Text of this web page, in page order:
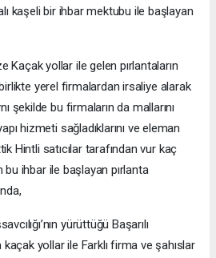
kaşeli bir ihbar mektubu ile başlayan
Kaçak yollar ile gelen pırlantaların
yerel firmalardan irsaliye alarak
şekilde bu firmaların da mallarını
hizmeti sağladıklarını ve eleman
Hintli satıcılar tarafından vur kaç
bu ihbar ile başlayan pırlanta
yürüttüğü Başarılı
yollar ile Farklı firma ve şahıslar